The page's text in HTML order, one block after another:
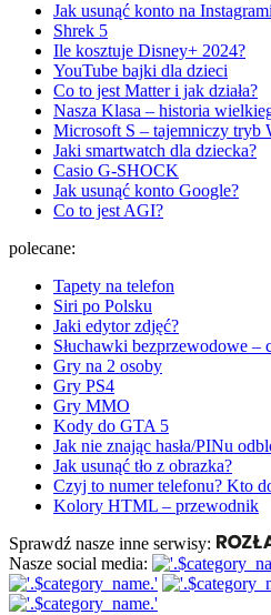
Jak usunąć konto na
Shrek 5
Ile kosztuje Disney+ 2024?
YouTube bajki dla dzieci
Co to jest Matter i jak działa?
Nasza Klasa – historia
Microsoft S – tajemniczy tryb
Jaki smartwatch dla dziecka?
Casio G-SHOCK
Jak usunąć konto Google?
Co to jest AGI?
polecane:
Tapety na telefon
Siri po Polsku
Jaki edytor zdjęć?
Słuchawki bezprzewodowe –
Gry na 2 osoby
Gry PS4
Gry MMO
Kody do GTA 5
Jak nie znając hasła/PINu
Jak usunąć tło z obrazka?
Czyj to numer telefonu? Kto
Kolory HTML – przewodnik
Sprawdź nasze inne serwisy:
Nasze social media: